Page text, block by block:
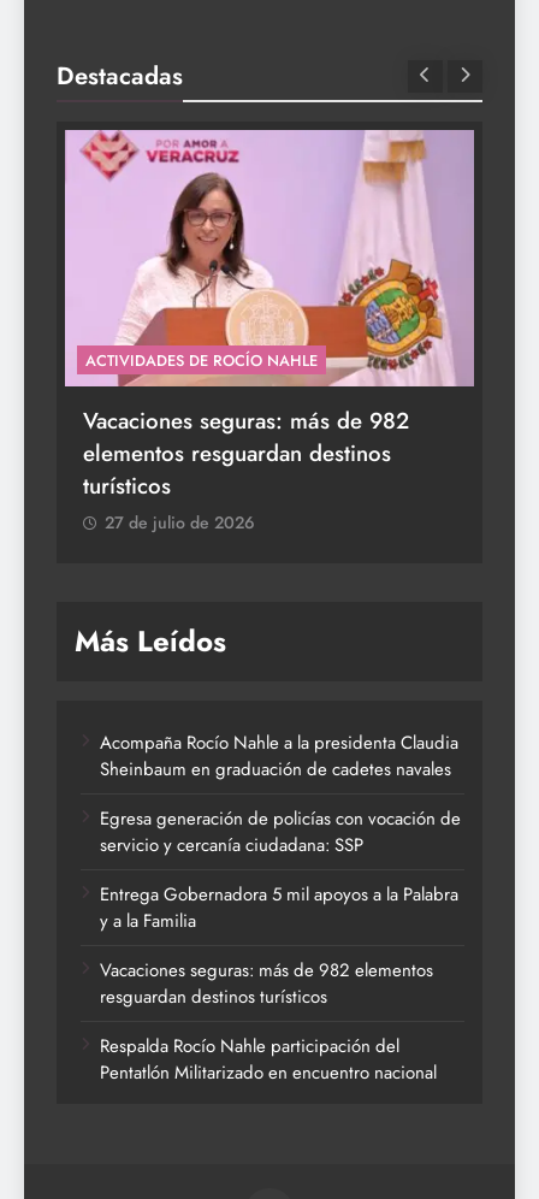
Destacadas
ACTIVIDADES DE ROCÍO NAHLE
Vacaciones seguras: más de 982
elementos resguardan destinos
turísticos
27 de julio de 2026
Más Leídos
Acompaña Rocío Nahle a la presidenta Claudia
Sheinbaum en graduación de cadetes navales
Egresa generación de policías con vocación de
servicio y cercanía ciudadana: SSP
Entrega Gobernadora 5 mil apoyos a la Palabra
y a la Familia
Vacaciones seguras: más de 982 elementos
resguardan destinos turísticos
Respalda Rocío Nahle participación del
Pentatlón Militarizado en encuentro nacional